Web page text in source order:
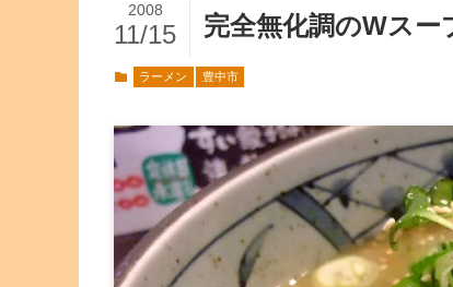
完全無化調のWス
2008
11/15
ラーメン 豊中市